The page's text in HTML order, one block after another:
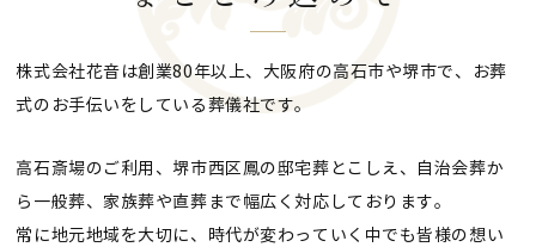
株式会社花音は創業80年以上、大阪府の高石市や堺市で、お葬
式のお手伝いをしている葬儀社です。
高石斎場のご利用、堺市西区鳳の邸宅葬とこしえ、自治会葬か
ら一般葬、家族葬や直葬まで幅広く対応しております。
常に地元地域を大切に、時代が変わっていく中でも皆様の想い